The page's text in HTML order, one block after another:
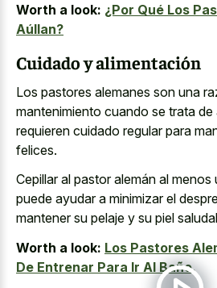
Worth a look: ¿Por Qué Los
Aúllan?
Cuidado y alimentación
Los pastores alemanes son una
mantenimiento cuando se trata
requieren cuidado regular para
felices.
Cepillar al pastor alemán al
puede ayudar a minimizar el
mantener su pelaje y su piel
Worth a look: Los Pastores
De Entrenar Para Ir Al Baño.